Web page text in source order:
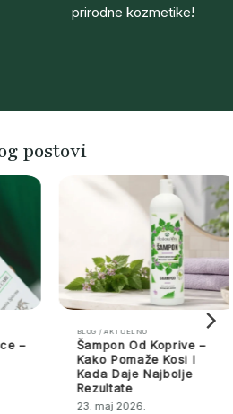
prirodne kozmetike!
postovi
BLOG / AKTUELNO
Šampon Od Koprive –
Kako Pomaže Kosi I
Kada Daje Najbolje
Rezultate
23. maj 2026.